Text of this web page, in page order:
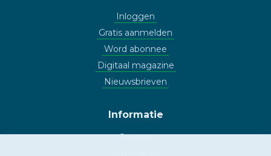
Inloggen
Gratis aanmelden
Word abonnee
Digitaal magazine
Nieuwsbrieven
Informatie
Contact